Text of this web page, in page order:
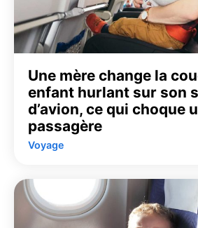
Une mère change la
enfant hurlant sur son
d’avion, ce qui choque
passagère
Voyage